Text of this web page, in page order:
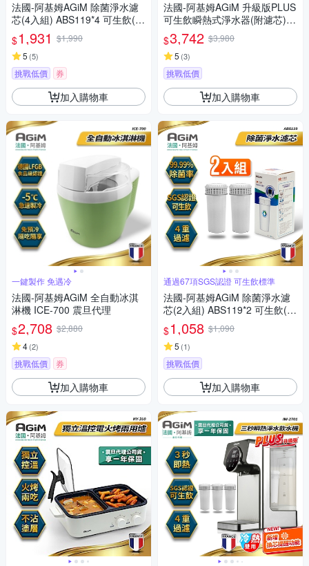
法國-阿基姆AGiM 除菌淨水濾
芯(4入組) ABS119*4 可生飲(瞬
熱淨水器IW-2701/濾水壺FK-25
01專用)一年份
$1,931 $1,990
5 (5)
挑戰低價 券
加入購物車
一鍵製作 免遇冷
法國-阿基姆AGiM 全自動冰淇
淋機 ICE-700 震旦代理
$2,708 $2,880
4(2)
挑戰低價 券
加入購物車
法國-阿基姆AGiM 升級版PLUS
可生飲瞬熱式淨水器(附濾芯)/3
秒瞬熱淨水飲水機 IW-2701
$3,742 $3,980
5 (3)
挑戰低價
加入購物車
通過67項SGS認證 可生飲標準
法國-阿基姆AGiM 除菌淨水濾
芯(2入組) ABS119*2 可生飲(瞬
熱淨水器IW-2701/濾水壺FK-25
01專用)
$1,058 $1,090
5 (1)
挑戰低價
加入購物車